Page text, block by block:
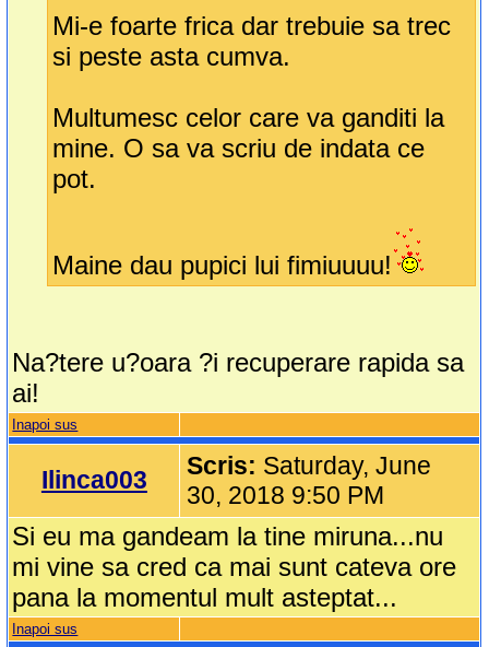
Mi-e foarte frica dar trebuie sa trec
si peste asta cumva.
Multumesc celor care va ganditi la
mine. O sa va scriu de indata ce
pot.
Maine dau pupici lui fimiuuuu!
Na?tere u?oara ?i recuperare rapida sa
ai!
Inapoi sus
Ilinca003 Scris: Saturday, June
30, 2018 9:50 PM
Si eu ma gandeam la tine miruna...nu
mi vine sa cred ca mai sunt cateva ore
pana la momentul mult asteptat...
Inapoi sus